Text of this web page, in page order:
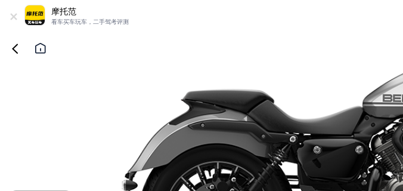
+ 摩托范
看车买车玩车，二手驾考评测